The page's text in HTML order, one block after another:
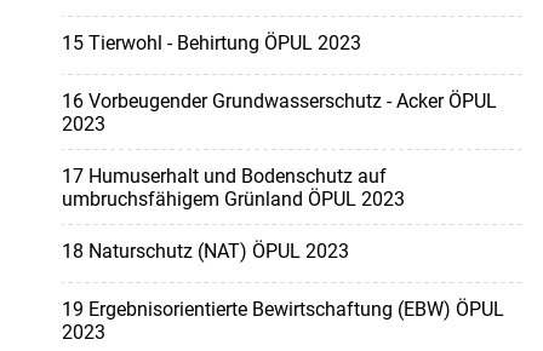
15 Tierwohl - Behirtung ÖPUL 2023
16 Vorbeugender Grundwasserschutz - Acker ÖPUL
2023
17 Humuserhalt und Bodenschutz auf
umbruchsfähigem Grünland ÖPUL 2023
18 Naturschutz (NAT) ÖPUL 2023
19 Ergebnisorientierte Bewirtschaftung (EBW) ÖPUL
2023